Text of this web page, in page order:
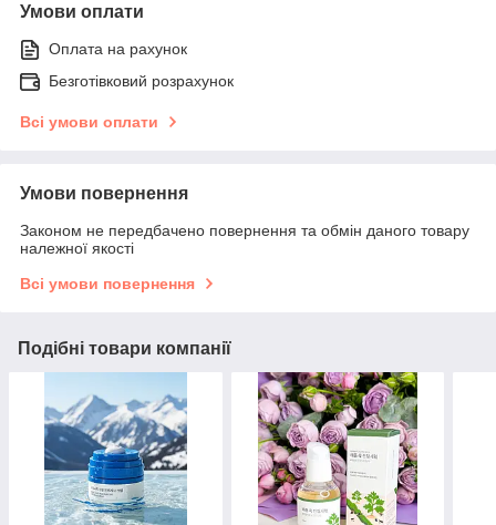
Умови оплати
Оплата на рахунок
Безготівковий розрахунок
Всі умови оплати
Умови повернення
Законом не передбачено повернення та обмін даного товару
належної якості
Всі умови повернення
Подібні товари компанії